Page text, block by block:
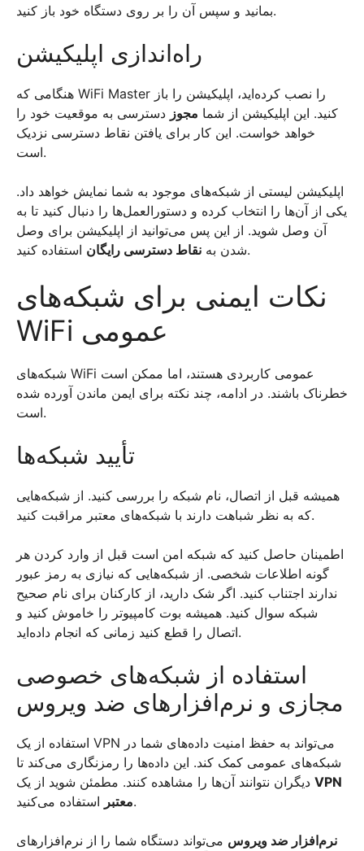
بمانید و سپس آن را بر روی دستگاه خود باز کنید.
راه‌اندازی اپلیکیشن
هنگامی که WiFi Master را نصب کرده‌اید، اپلیکیشن را باز
کنید. این اپلیکیشن از شما مجوز دسترسی به موقعیت خود را
خواهد خواست. این کار برای یافتن نقاط دسترسی نزدیک
است.
اپلیکیشن لیستی از شبکه‌های موجود به شما نمایش خواهد داد.
یکی از آن‌ها را انتخاب کرده و دستورالعمل‌ها را دنبال کنید تا به
آن وصل شوید. از این پس می‌توانید از اپلیکیشن برای وصل
شدن به نقاط دسترسی رایگان استفاده کنید.
نکات ایمنی برای شبکه‌های
WiFi عمومی
شبکه‌های WiFi عمومی کاربردی هستند، اما ممکن است
خطرناک باشند. در ادامه، چند نکته برای ایمن ماندن آورده شده
است.
تأیید شبکه‌ها
همیشه قبل از اتصال، نام شبکه را بررسی کنید. از شبکه‌هایی
که به نظر شباهت دارند با شبکه‌های معتبر مراقبت کنید.
اطمینان حاصل کنید که شبکه امن است قبل از وارد کردن هر
گونه اطلاعات شخصی. از شبکه‌هایی که نیازی به رمز عبور
ندارند اجتناب کنید. اگر شک دارید، از کارکنان برای نام صحیح
شبکه سوال کنید. همیشه بوت کامپیوتر را خاموش کنید و
اتصال را قطع کنید زمانی که انجام داده‌اید.
استفاده از شبکه‌های خصوصی
مجازی و نرم‌افزارهای ضد ویروس
استفاده از یک VPN می‌تواند به حفظ امنیت داده‌های شما در
شبکه‌های عمومی کمک کند. این داده‌ها را رمزنگاری می‌کند تا
VPN
معتبراستفاده می‌کنید.
نرم‌افزار ضد ویروس می‌تواند دستگاه شما را از نرم‌افزارهای